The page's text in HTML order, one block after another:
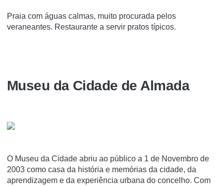
Praia com águas calmas, muito procurada pelos
veraneantes. Restaurante a servir pratos típicos.
Museu da Cidade de Almada
O Museu da Cidade abriu ao público a 1 de Novembro de
2003 como casa da história e memórias da cidade, da
aprendizagem e da experiência urbana do concelho. Com